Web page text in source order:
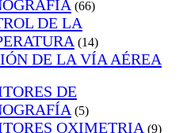
(66)
DE LA
(14)
DE LA VÍA AÉREA
DE
(5)
OXIMETRIA (9)